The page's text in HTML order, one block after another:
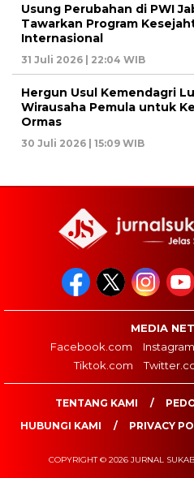
Usung Perubahan di PWI
Tawarkan Program
Internasional
31 Juli 2026 | 22:04 WIB
Hergun Usul Kemendagri
Wirausaha Pemula untuk
Ormas
30 Juli 2026 | 15:09 WIB
MEDIA
Facebook.com
Tiktok.com
TENTANG KAMI
HUBUNGI KAMI
PRIVACY
COPYRIGHT © 2026 JURNAL